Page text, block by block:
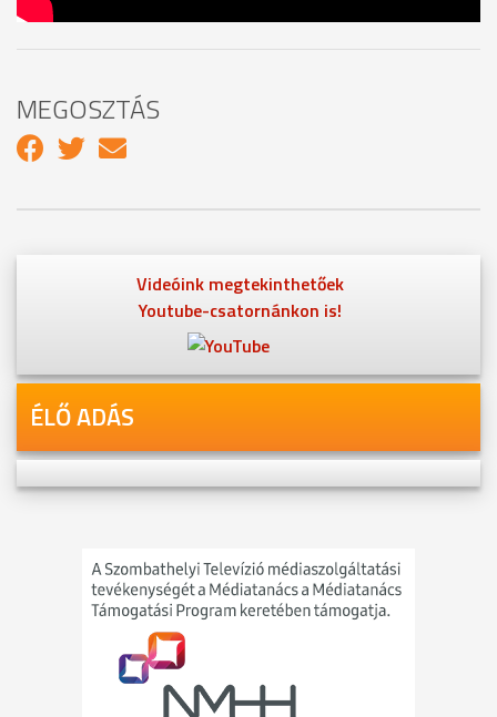
MEGOSZTÁS
Videóink megtekinthetőek
Youtube-csatornánkon is!
ÉLŐ ADÁS